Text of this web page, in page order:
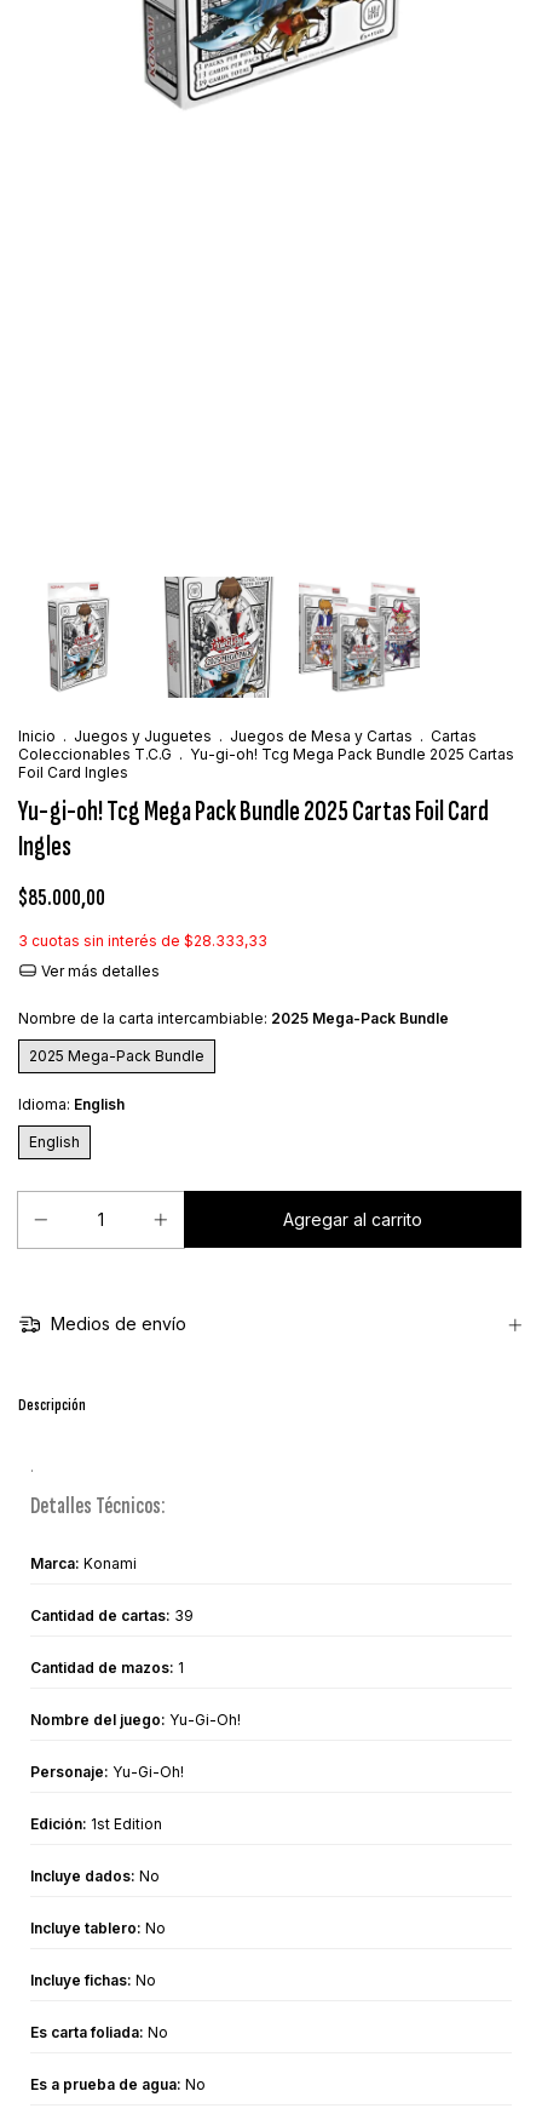
Inicio . Juegos y Juguetes . Juegos de Mesa y Cartas . Cartas
Coleccionables T.C.G . Yu-gi-oh! Tcg Mega Pack Bundle 2025 Cartas
Foil Card Ingles
Yu-gi-oh! Tcg Mega Pack Bundle 2025 Cartas Foil Card
Ingles
$85.000,00
3 cuotas sin interés de $28.333,33
Ver más detalles
Nombre de la carta intercambiable: 2025 Mega-Pack Bundle
2025 Mega-Pack Bundle
Idioma: English
English
Medios de envío
Descripción
.
Detalles Técnicos:
Marca: Konami
Cantidad de cartas: 39
Cantidad de mazos: 1
Nombre del juego: Yu-Gi-Oh!
Personaje: Yu-Gi-Oh!
Edición: 1st Edition
Incluye dados: No
Incluye tablero: No
Incluye fichas: No
Es carta foliada: No
Es a prueba de agua: No